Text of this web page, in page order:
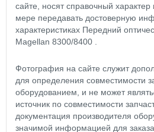
сайте, носят справочный
мере передавать достоверную
характеристиках Передний
Magellan 8300/8400 .
Фотография на сайте служит
для определения совместимости
оборудованием, и не может
источник по совместимости
документация производителя
значимой информацией для